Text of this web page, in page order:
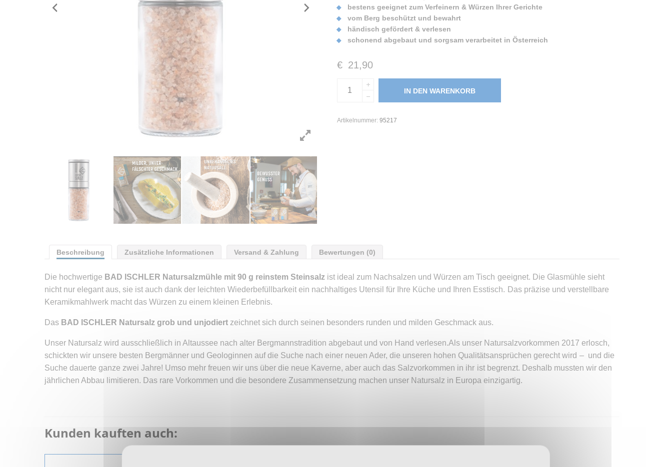
bestens geeignet zum Verfeinern & Würzen Ihrer Gerichte
vom Berg beschützt und bewahrt
händisch gefördert & verlesen
schonend abgebaut und sorgsam verarbeitet in Österreich
€ 21,90
IN DEN WARENKORB
Artikelnummer: 95217
Beschreibung Zusätzliche Informationen Versand & Zahlung Bewertungen (0)
Die hochwertige BAD ISCHLER Natursalzmühle mit 90 g reinstem Steinsalz ist ideal zum Nachsalzen und Würzen am Tisch geeignet. Die Glasmühle sieht
nicht nur elegant aus, sie ist auch dank der leichten Wiederbefüllbarkeit ein nachhaltiges Utensil für Ihre Küche und Ihren Esstisch. Das präzise und verstellbare
Keramikmahlwerk macht das Würzen zu einem kleinen Erlebnis.
Das BAD ISCHLER Natursalz grob und unjodiert zeichnet sich durch seinen besonders runden und milden Geschmack aus.
Unser Natursalz wird ausschließlich in Altaussee nach alter Bergmannstradition abgebaut und von Hand verlesen.Als unser Natursalzvorkommen 2017 erlosch,
schickten wir unsere besten Bergmänner und Geologinnen auf die Suche nach einer neuen Ader, die unseren hohen Qualitätsansprüchen gerecht wird – und die
Suche dauerte ganze zwei Jahre! Umso mehr freuen wir uns über die neue Kaverne, aber auch das Salzvorkommen in ihr ist begrenzt. Deshalb mussten wir den
jährlichen Abbau limitieren. Das rare Vorkommen und die besondere Zusammensetzung machen unser Natursalz in Europa einzigartig.
Kunden kauften auch: